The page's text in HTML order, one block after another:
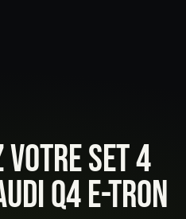
VOTRE SET 4
Q4 E-TRON